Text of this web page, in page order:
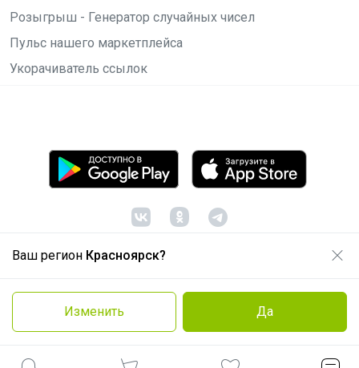
Ваш регион Красноярск?
Изменить Да
Розыгрыш - Генератор случайных чисел
Пульс нашего маркетплейса
Укорачиватель ссылок
© ООО "Лявита", ОГРН 1122468054070, 2012 -2026
Политика конфиденциальности
Cоглашение пользователя